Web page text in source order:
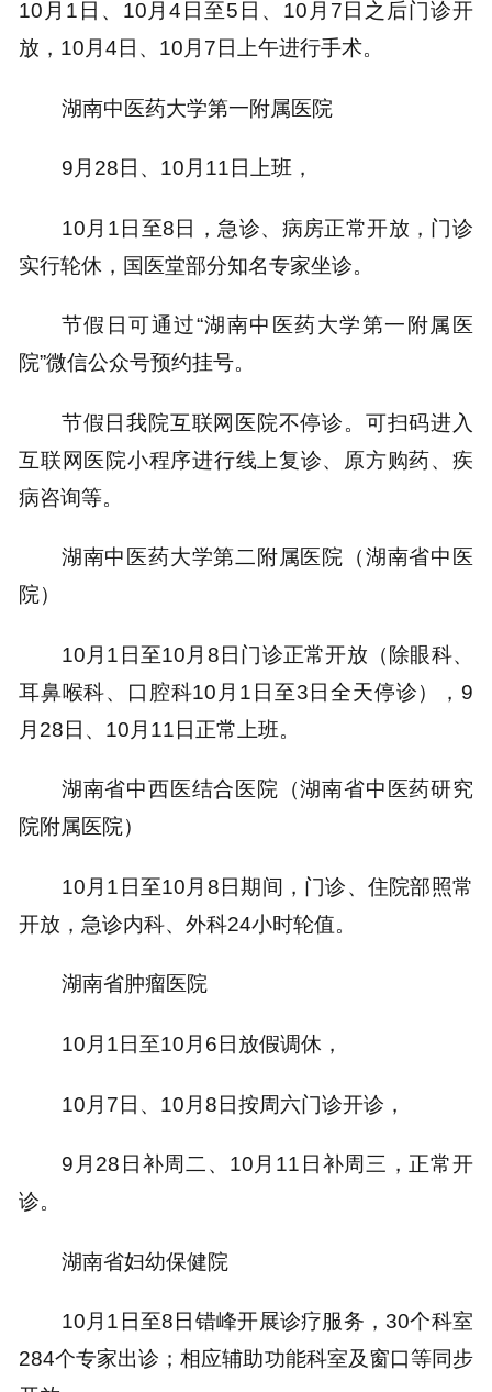
10月1日、10月4日至5日、10月7日之后门诊开
放，10月4日、10月7日上午进行手术。
湖南中医药大学第一附属医院
9月28日、10月11日上班，
10月1日至8日，急诊、病房正常开放，门诊
实行轮休，国医堂部分知名专家坐诊。
节假日可通过“湖南中医药大学第一附属医
院”微信公众号预约挂号。
节假日我院互联网医院不停诊。可扫码进入
互联网医院小程序进行线上复诊、原方购药、疾
病咨询等。
湖南中医药大学第二附属医院（湖南省中医
院）
10月1日至10月8日门诊正常开放（除眼科、
耳鼻喉科、口腔科10月1日至3日全天停诊），9
月28日、10月11日正常上班。
湖南省中西医结合医院（湖南省中医药研究
院附属医院）
10月1日至10月8日期间，门诊、住院部照常
开放，急诊内科、外科24小时轮值。
湖南省肿瘤医院
10月1日至10月6日放假调休，
10月7日、10月8日按周六门诊开诊，
9月28日补周二、10月11日补周三，正常开
诊。
湖南省妇幼保健院
10月1日至8日错峰开展诊疗服务，30个科室
284个专家出诊；相应辅助功能科室及窗口等同步